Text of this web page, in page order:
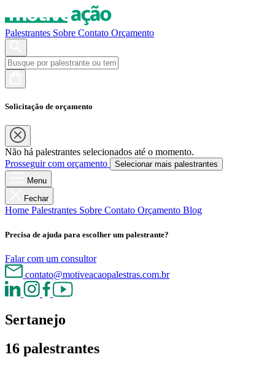
Palestrantes Sobre Contato Orçamento
Solicitação de orçamento
Não há palestrantes selecionados até o momento.
Prosseguir com orçamento
Selecionar mais palestrantes
Menu
Fechar
Home Palestrantes Sobre Contato Orçamento Blog
Precisa de ajuda para escolher um palestrante?
Falar com um consultor
contato@motiveacaopalestras.com.br
Sertanejo
16 palestrantes